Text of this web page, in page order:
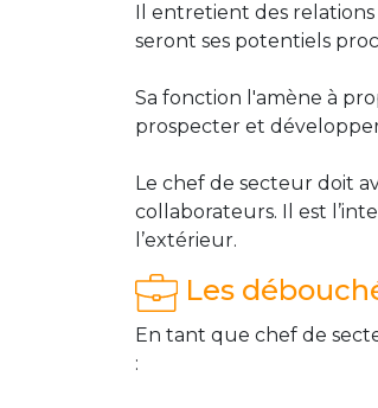
Il entretient des
seront ses potentiels
Sa fonction l'amène à
prospecter et
Le chef de secteur doit
collaborateurs. Il est
l’extérieur.
Les
En tant que chef de
: